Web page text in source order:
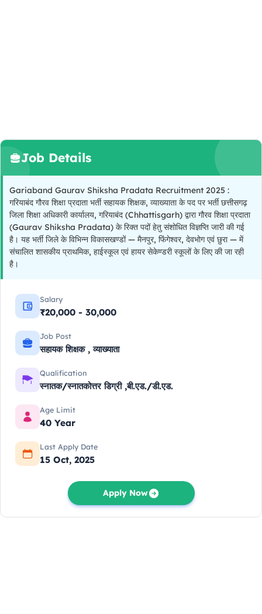
Job Details
Gariaband Gaurav Shiksha Pradata Recruitment 2025 :
गरियाबंद गौरव शिक्षा प्रदाता भर्ती सहायक शिक्षक, व्याख्याता के पद पर भर्ती छत्तीसगढ़
जिला शिक्षा अधिकारी कार्यालय, गरियाबंद (Chhattisgarh) द्वारा गौरव शिक्षा प्रदाता
(Gaurav Shiksha Pradata) के रिक्त पदों हेतु संशोधित विज्ञप्ति जारी की गई
है। यह भर्ती जिले के विभिन्न विकासखण्डों — मैनपुर, फिंगेश्वर, देवभोग एवं छुरा — में
संचालित शासकीय प्राथमिक, हाईस्कूल एवं हायर सेकेण्डरी स्कूलों के लिए की जा रही
है।
Salary
₹20,000 - 30,000
Job Post
सहायक शिक्षक , व्याख्याता
Qualification
स्नातक/स्नातकोत्तर डिग्री ,बी.एड./डी.एड.
Age Limit
40 Year
Last Apply Date
15 Oct, 2025
Apply Now